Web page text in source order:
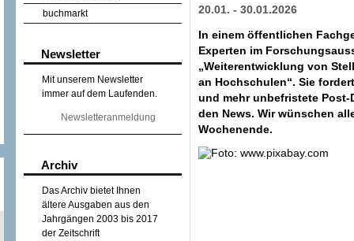
buchmarkt
Newsletter
Mit unserem Newsletter
immer auf dem Laufenden.
Newsletteranmeldung
Archiv
Das Archiv bietet Ihnen
ältere Ausgaben aus den
Jahrgängen 2003 bis 2017
der Zeitschrift
20.01. - 30.01.2026
In einem öffentlichen
Experten im
„Weiterentwicklung von
an Hochschulen“. Sie
und mehr unbefristete
den News. Wir wünschen
Wochenende.